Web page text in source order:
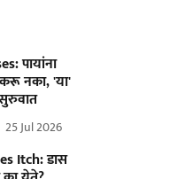
पायांना
नका, 'या'
25 Jul 2026
Itch: डास